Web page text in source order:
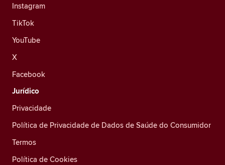
Instagram
TikTok
YouTube
X
Facebook
Jurídico
Privacidade
Política de Privacidade de Dados de Saúde do Consumidor
Termos
Política de Cookies